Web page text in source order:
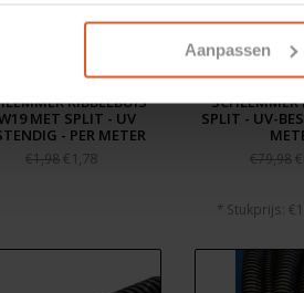
Aanpassen
RIBBELBUIS
MET SPLIT - UV
- PER METER
€1,98€1,78
SPLIT - UV-
€79,98
* Stukprijs: